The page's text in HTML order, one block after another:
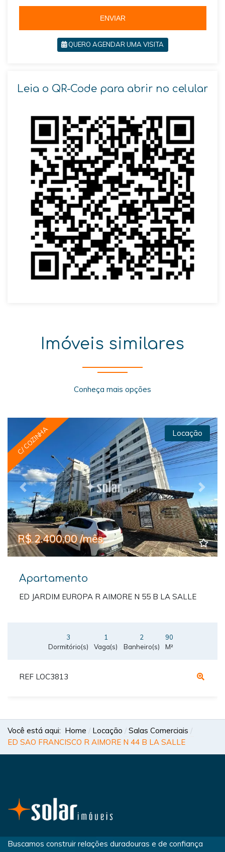
5
ENVIAR
QUERO AGENDAR UMA VISITA
Leia o QR-Code para abrir no celular
Imóveis similares
Conheça mais opções
Previous Next
C/ COZINHA Locação
R$ 2.400,00 /mês
Apartamento
ED JARDIM EUROPA R AIMORE N 55 B LA SALLE
3
Dormitório(s)
1
Vaga(s)
2
Banheiro(s)
90
M²
REF LOC3813
Você está aqui: Home Locação
Salas Comerciais
ED SAO FRANCISCO R AIMORE N 44 B LA SALLE
Buscamos construir relações duradouras e de confiança